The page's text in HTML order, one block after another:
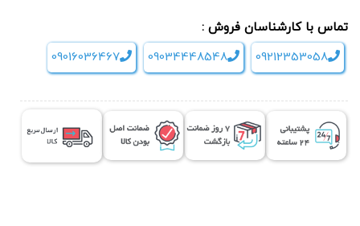
ریلکس
Relax
عدد
تماس با کارشناسان فروش :
09212353058
09034448548
09016036467